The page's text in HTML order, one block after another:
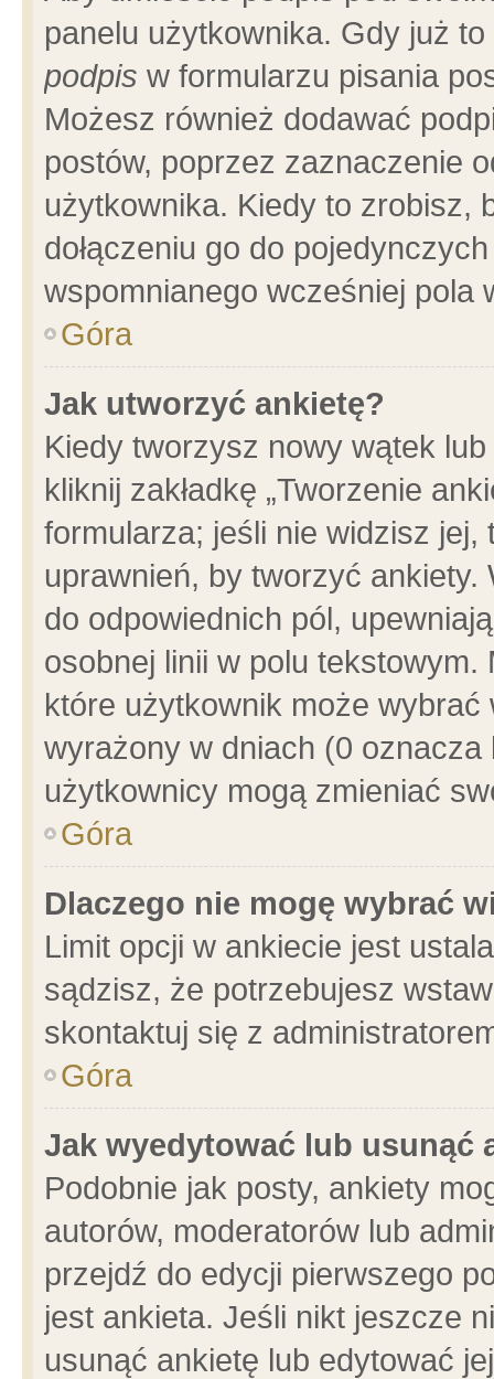
panelu użytkownika. Gdy już
podpis w formularzu pisania
Możesz również dodawać
postów, poprzez zaznaczenie
użytkownika. Kiedy to zrobisz,
dołączeniu go do
wspomnianego wcześniej pola
Góra
Jak utworzyć ankietę?
Kiedy tworzysz nowy wątek
kliknij zakładkę „Tworzenie
formularza; jeśli nie widzisz
uprawnień, by tworzyć ankiety.
do odpowiednich pól,
osobnej linii w polu
które użytkownik może
wyrażony w dniach (0
użytkownicy mogą zmieniać
Góra
Dlaczego nie mogę wybrać
Limit opcji w ankiecie jest
sądzisz, że potrzebujesz
skontaktuj się z
Góra
Jak wyedytować lub usunąć
Podobnie jak posty, ankiety
autorów, moderatorów lub
przejdź do edycji pierwszego
jest ankieta. Jeśli nikt jeszcze
usunąć ankietę lub edytować